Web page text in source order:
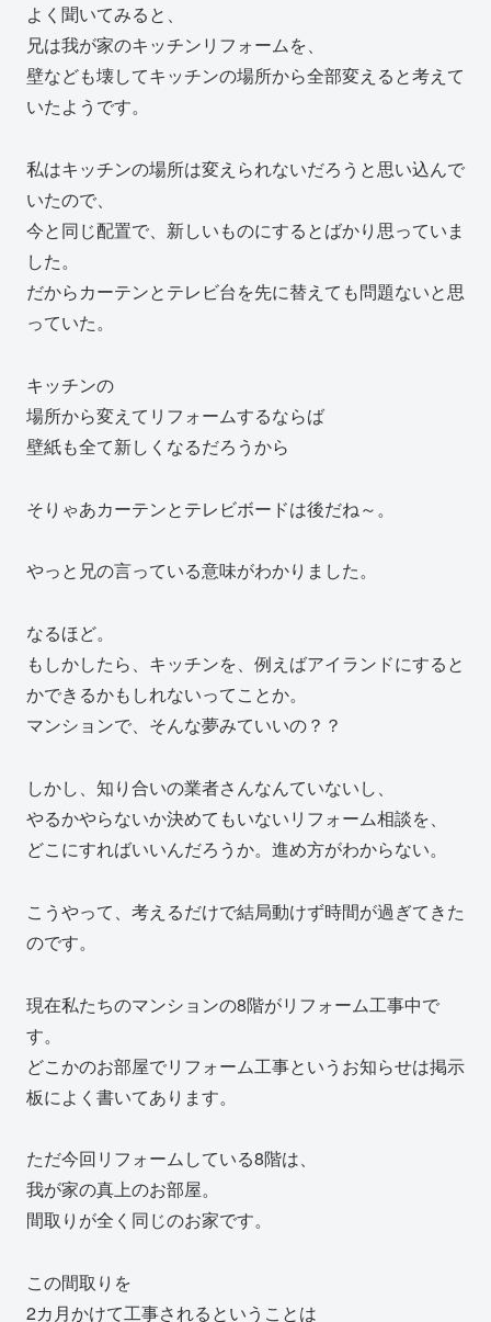
よく聞いてみると、
兄は我が家のキッチンリフォームを、
壁なども壊してキッチンの場所から全部変えると考えて
いたようです。
私はキッチンの場所は変えられないだろうと思い込んで
いたので、
今と同じ配置で、新しいものにするとばかり思っていま
した。
だからカーテンとテレビ台を先に替えても問題ないと思
っていた。
キッチンの
場所から変えてリフォームするならば
壁紙も全て新しくなるだろうから
そりゃあカーテンとテレビボードは後だね～。
やっと兄の言っている意味がわかりました。
なるほど。
もしかしたら、キッチンを、例えばアイランドにすると
かできるかもしれないってことか。
マンションで、そんな夢みていいの？？
しかし、知り合いの業者さんなんていないし、
やるかやらないか決めてもいないリフォーム相談を、
どこにすればいいんだろうか。進め方がわからない。
こうやって、考えるだけで結局動けず時間が過ぎてきた
のです。
現在私たちのマンションの8階がリフォーム工事中で
す。
どこかのお部屋でリフォーム工事というお知らせは掲示
板によく書いてあります。
ただ今回リフォームしている8階は、
我が家の真上のお部屋。
間取りが全く同じのお家です。
この間取りを
2カ月かけて工事されるということは